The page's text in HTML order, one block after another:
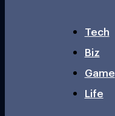
Tech
Biz
Game
Life